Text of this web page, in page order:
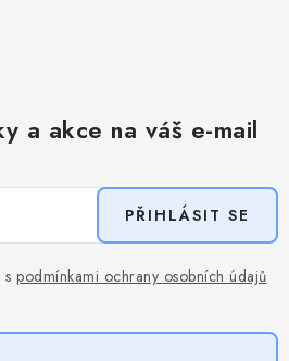
a akce na váš e-mail
podmínkami ochrany osobních údajů
PŘIHLÁSIT SE